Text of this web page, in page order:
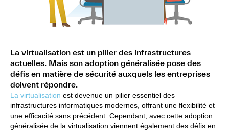
La virtualisation est un pilier des infrastructures
actuelles. Mais son adoption généralisée pose des
défis en matière de sécurité auxquels les entreprises
doivent répondre.
La virtualisation est devenue un pilier essentiel des
infrastructures informatiques modernes, offrant une flexibilité et
une efficacité sans précédent. Cependant, avec cette adoption
généralisée de la virtualisation viennent également des défis en